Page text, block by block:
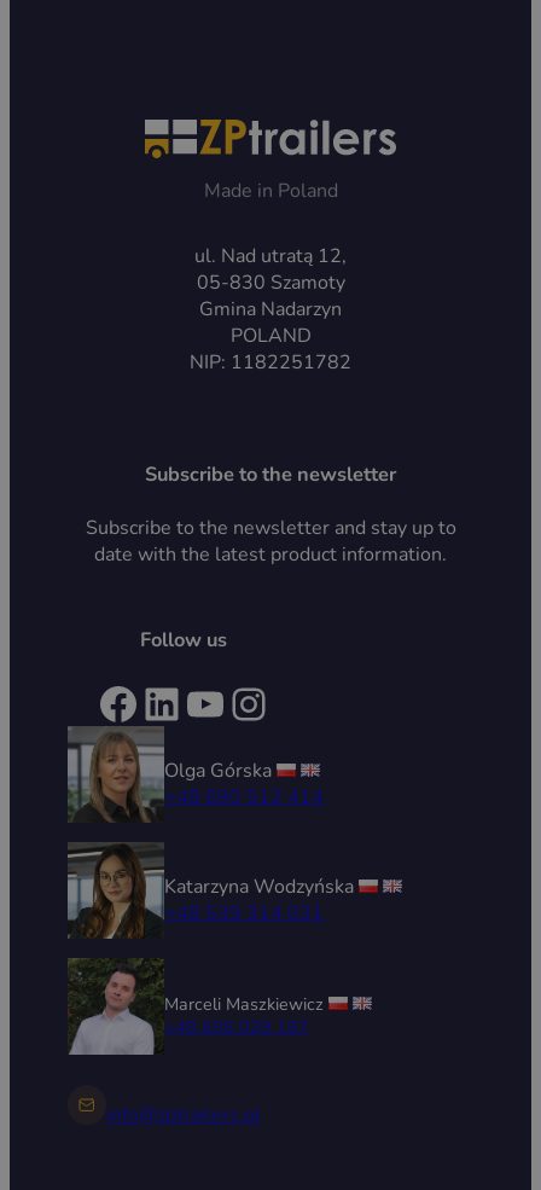
Made in Poland
ul. Nad utratą 12,
05-830 Szamoty
Gmina Nadarzyn
POLAND
NIP: 1182251782
Subscribe to the newsletter
Subscribe to the newsletter and stay up to
date with the latest product information.
Follow us
Facebook LinkedIn YouTube Instagram
Olga Górska
+48 690 512 414
Katarzyna Wodzyńska
+48 539 314 031
Marceli Maszkiewicz
+48 696 029 167
info@zptrailers.pl